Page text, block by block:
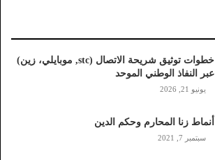
خطوات توثيق شريحة الاتصال (stc, موبايلي، زين)
عبر النفاذ الوطني الموحد
يونيو 21, 2026
أنماط زنا المحارم وحكم الدين
سبتمبر 7, 2021